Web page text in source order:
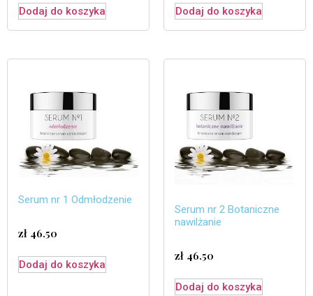
Dodaj do koszyka Dodaj do koszyka
Serum nr 1 Odmłodzenie
zł 46.50
Dodaj do koszyka
Serum nr 2 Botaniczne
nawilżanie
zł 46.50
Dodaj do koszyka